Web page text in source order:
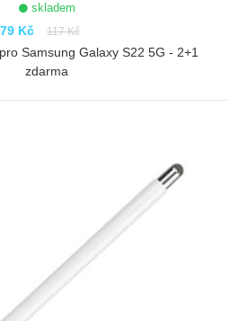
skladem
79 Kč 117 Kč
Samsung Galaxy S22 5G - 2+1
zdarma